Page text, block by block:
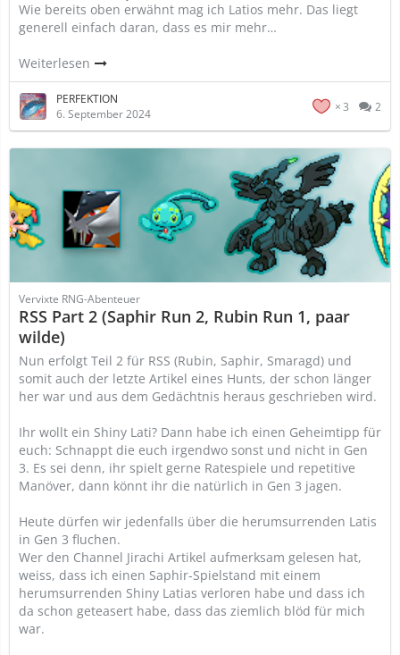
Wie bereits oben erwähnt mag ich Latios mehr. Das liegt
generell einfach daran, dass es mir mehr…
Weiterlesen
PERFEKTION
6. September 2024
3 2
Vervixte RNG-Abenteuer
RSS Part 2 (Saphir Run 2, Rubin Run 1, paar
wilde)
Nun erfolgt Teil 2 für RSS (Rubin, Saphir, Smaragd) und
somit auch der letzte Artikel eines Hunts, der schon länger
her war und aus dem Gedächtnis heraus geschrieben wird.
Ihr wollt ein Shiny Lati? Dann habe ich einen Geheimtipp für
euch: Schnappt die euch irgendwo sonst und nicht in Gen
3. Es sei denn, ihr spielt gerne Ratespiele und repetitive
Manöver, dann könnt ihr die natürlich in Gen 3 jagen.
Heute dürfen wir jedenfalls über die herumsurrenden Latis
in Gen 3 fluchen.
Wer den Channel Jirachi Artikel aufmerksam gelesen hat,
weiss, dass ich einen Saphir-Spielstand mit einem
herumsurrenden Shiny Latias verloren habe und dass ich
da schon geteasert habe, dass das ziemlich blöd für mich
war.